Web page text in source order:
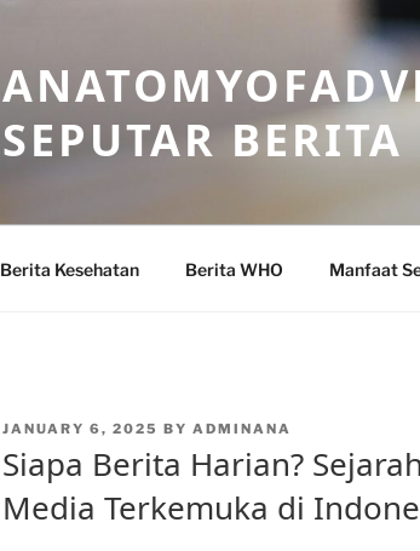
SEPUTAR
Berita Kesehatan Berita WHO Manfaat
POSTED
JANUARY 6, 2025 BY ADMINANA
Siapa Berita Harian?
Media Terkemuka di